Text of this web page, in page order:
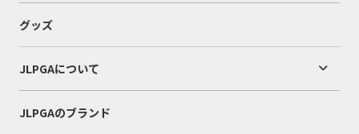
グッズ
JLPGAについて
JLPGAのブランド